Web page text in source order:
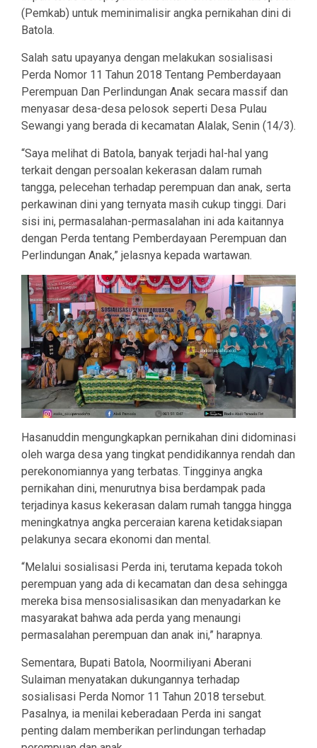
(Pemkab) untuk meminimalisir angka pernikahan dini di
Batola.
Salah satu upayanya dengan melakukan sosialisasi
Perda Nomor 11 Tahun 2018 Tentang Pemberdayaan
Perempuan Dan Perlindungan Anak secara massif dan
menyasar desa-desa pelosok seperti Desa Pulau
Sewangi yang berada di kecamatan Alalak, Senin (14/3).
“Saya melihat di Batola, banyak terjadi hal-hal yang
terkait dengan persoalan kekerasan dalam rumah
tangga, pelecehan terhadap perempuan dan anak, serta
perkawinan dini yang ternyata masih cukup tinggi. Dari
sisi ini, permasalahan-permasalahan ini ada kaitannya
dengan Perda tentang Pemberdayaan Perempuan dan
Perlindungan Anak,” jelasnya kepada wartawan.
Hasanuddin mengungkapkan pernikahan dini didominasi
oleh warga desa yang tingkat pendidikannya rendah dan
perekonomiannya yang terbatas. Tingginya angka
pernikahan dini, menurutnya bisa berdampak pada
terjadinya kasus kekerasan dalam rumah tangga hingga
meningkatnya angka perceraian karena ketidaksiapan
pelakunya secara ekonomi dan mental.
“Melalui sosialisasi Perda ini, terutama kepada tokoh
perempuan yang ada di kecamatan dan desa sehingga
mereka bisa mensosialisasikan dan menyadarkan ke
masyarakat bahwa ada perda yang menaungi
permasalahan perempuan dan anak ini,” harapnya.
Sementara, Bupati Batola, Noormiliyani Aberani
Sulaiman menyatakan dukungannya terhadap
sosialisasi Perda Nomor 11 Tahun 2018 tersebut.
Pasalnya, ia menilai keberadaan Perda ini sangat
penting dalam memberikan perlindungan terhadap